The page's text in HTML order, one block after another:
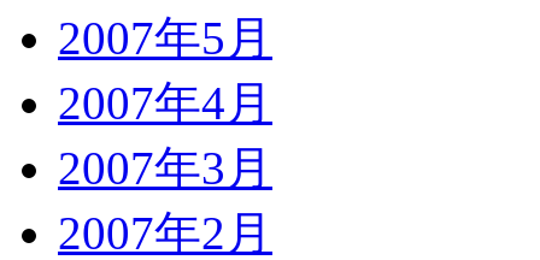
2007年5月
2007年4月
2007年3月
2007年2月